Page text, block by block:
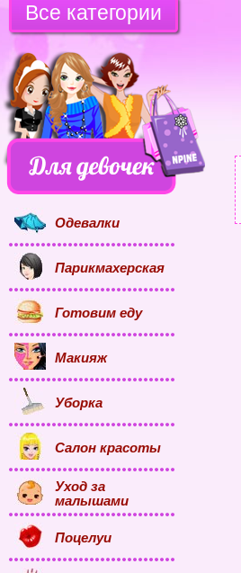
Все категории
Одевалки
Парикмахерская
Готовим еду
Макияж
Уборка
Салон красоты
Уход за
малышами
Поцелуи